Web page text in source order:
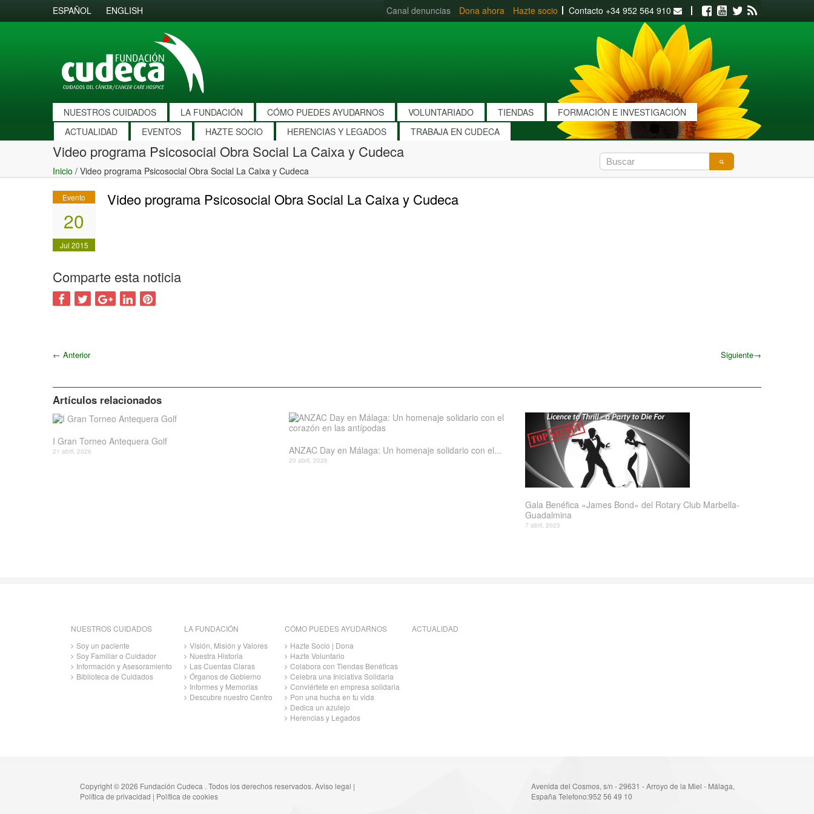
ESPAÑOL ENGLISH Canal denuncias Dona ahora Hazte socio Contacto +34 952 564 910 Facebook
Youtube
Twitter
NUESTROS CUIDADOS LA FUNDACIÓN CÓMO PUEDES AYUDARNOS VOLUNTARIADO TIENDAS
FORMACIÓN E INVESTIGACIÓN
ACTUALIDAD
EVENTOS HAZTE SOCIO HERENCIAS Y LEGADOS TRABAJA EN CUDECA
Video programa Psicosocial Obra Social La Caixa y Cudeca
Inicio / Video programa Psicosocial Obra Social La Caixa y Cudeca
Evento
20
Jul 2015
Video programa Psicosocial Obra Social La Caixa y Cudeca
Comparte esta noticia
← Anterior Siguiente→
Artículos relacionados
I Gran Torneo Antequera Golf
21 abril, 2026 ANZAC Day en Málaga: Un homenaje solidario con el...
20 abril, 2026
Gala Benéfica «James Bond» del Rotary Club Marbella-
Guadalmina
7 abril, 2025
NUESTROS CUIDADOS
Soy un paciente
Soy Familiar o Cuidador
Información y Asesoramiento
Biblioteca de Cuidados
LA FUNDACIÓN
Visión, Misión y Valores
Nuestra Historia
Las Cuentas Claras
Órganos de Gobierno
Informes y Memorias
Descubre nuestro Centro
CÓMO PUEDES AYUDARNOS
Hazte Socio | Dona
Hazte Voluntario
Colabora con Tiendas Benéficas
Celebra una Iniciativa Solidaria
Conviértete en empresa solidaria
Pon una hucha en tu vida
Dedica un azulejo
Herencias y Legados
ACTUALIDAD
Copyright © 2026 Fundación Cudeca . Todos los derechos reservados. Aviso legal |
Política de privacidad | Política de cookies
Avenida del Cosmos, s/n - 29631 - Arroyo de la Miel - Málaga,
España Telefono:952 56 49 10